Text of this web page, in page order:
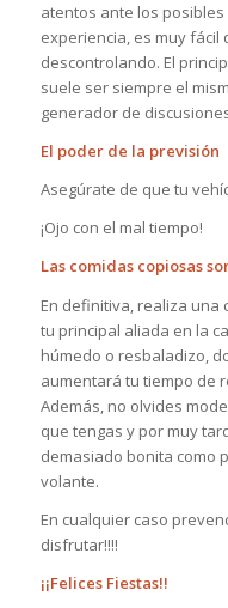
atentos ante los
experiencia, es muy fácil
descontrolando. El
suele ser siempre el
generador de
El poder de la previsión
Asegúrate de que tu
¡Ojo con el mal tiempo!
Las comidas copiosas
En definitiva, realiza una
tu principal aliada en la
húmedo o resbaladizo,
aumentará tu tiempo de
Además, no olvides
que tengas y por muy
demasiado bonita como
volante.
En cualquier caso
disfrutar!!!!
¡¡Felices Fiestas!!